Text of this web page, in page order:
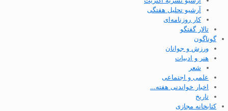
آرشیو تحلیل هفتگی
کار روزنامه‌ای
تالار گفتگو
گوناگون
ورزش و جوانان
هنر و ادبیات
شعر
علمی و اجتماعی
اخبار خواندنی هفته…
تاریخ
کتابخانه مجازی